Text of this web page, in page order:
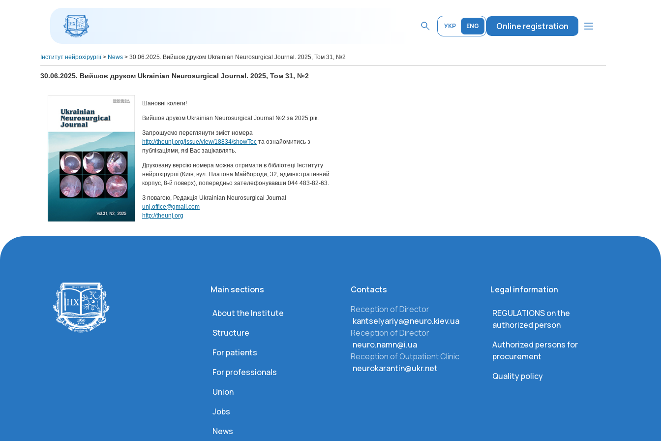
УКР ENG Online registration
Інститут нейрохірургії> News > 30.06.2025. Вийшов друком Ukrainian Neurosurgical Journal. 2025, Том 31, №2
30.06.2025. Вийшов друком Ukrainian Neurosurgical Journal. 2025, Том 31, №2
Шановні колеги!
Вийшов друком Ukrainian Neurosurgical Journal №2 за 2025 рік.
Запрошуємо переглянути зміст номера
http://theunj.org/issue/view/18834/showToc та ознайомитись з
публікаціями, які Вас зацікавлять.
Друковану версію номера можна отримати в бібліотеці Інституту
нейрохірургії (Київ, вул. Платона Майбороди, 32, адміністративний
корпус, 8-й поверх), попередньо зателефонувавши 044 483-82-63.
З повагою, Редакція Ukrainian Neurosurgical Journal
unj.office@gmail.com
http://theunj.org
Main sections
About the Institute
Structure
For patients
For professionals
Union
Jobs
News
Сontacts
Reception of Director
kantselyariya@neuro.kiev.ua
Reception of Director
neuro.namn@i.ua
Reception of Outpatient Clinic
neurokarantin@ukr.net
Legal information
REGULATIONS on the
authorized person
Authorized persons for
procurement
Quality policy